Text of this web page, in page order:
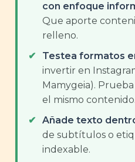
con enfoque
Que aporte
relleno.
Testea formatos
invertir en
Mamygeia).
el mismo contenido.
Añade texto
de subtítulos o
indexable.